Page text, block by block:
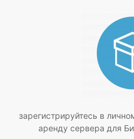
зарегистрируйтесь в
аренду сервера для